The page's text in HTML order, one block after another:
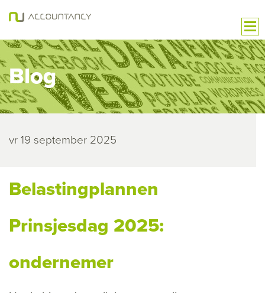
Blog
vr 19 september 2025
Belastingplannen
Prinsjesdag 2025:
ondernemer